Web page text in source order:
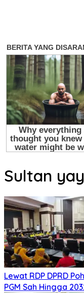
Sultan
Lewat RDP DPRD
PGM Sah Hingga